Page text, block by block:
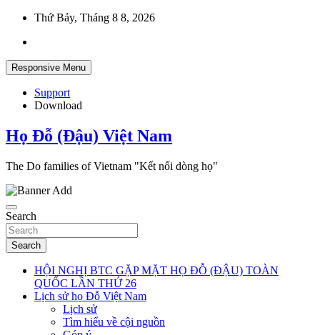
Skip
content
Thứ Bảy, Tháng 8 8, 2026
Responsive Menu
Support
Download
Họ Đỗ (Đậu) Việt Nam
The Do families of Vietnam "Kết nối dòng họ"
Search
Search
HỘI NGHỊ BTC GẶP MẶT HỌ ĐỖ (ĐẬU) TOÀN
QUỐC LẦN THỨ 26
Lịch sử họ Đỗ Việt Nam
Lịch sử
Tìm hiểu về cội nguồn